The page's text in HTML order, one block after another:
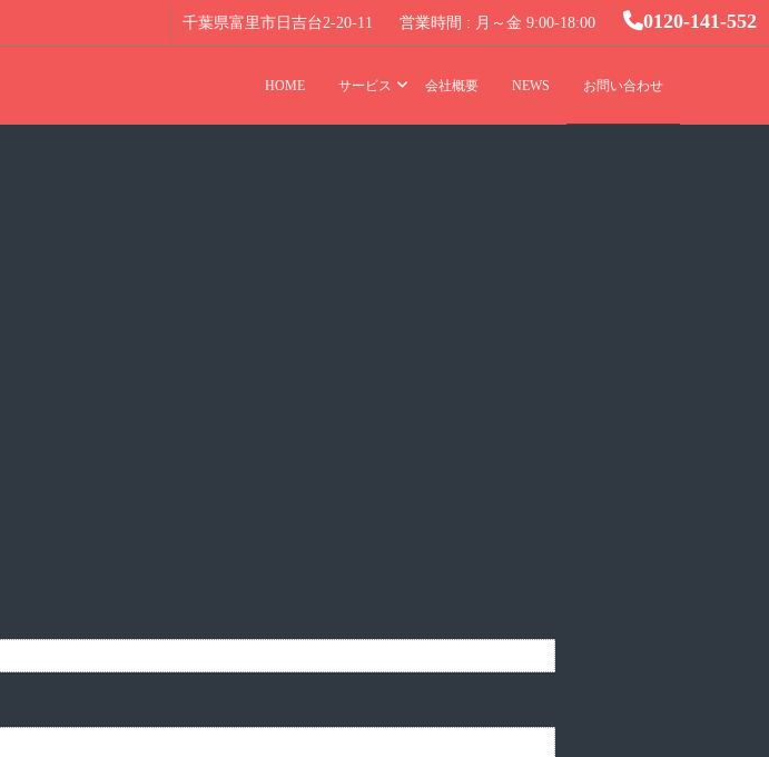
千葉県富里市日吉台2-20-11 営業時間 : 月～金 9:00-18:00 0120-141-552
HOME サービス 会社概要 NEWS お問い合わせ